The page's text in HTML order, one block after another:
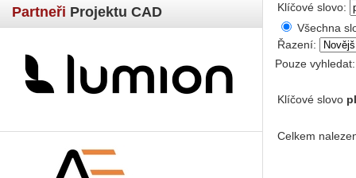
Partneři Projektu CAD
Klíčové slovo:
Všechna
Řazení:
Pouze
Klíčové slovo
Celkem